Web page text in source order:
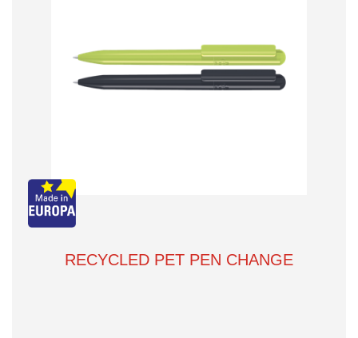
RECYCLED PET PEN CHANGE